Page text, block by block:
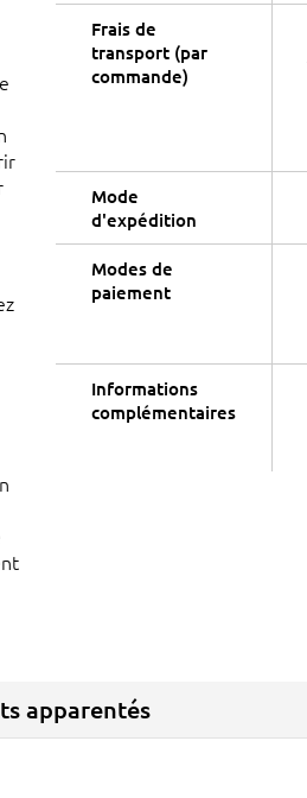
Frais de
transport (par
commande)
Mode
d'expédition
Modes de
paiement
Informations
complémentaires
apparentés